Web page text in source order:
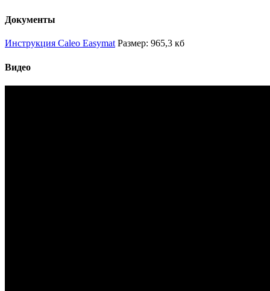
Документы
Инструкция Caleo Easymat Размер: 965,3 кб
Видео